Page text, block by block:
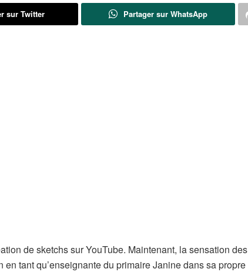
sur Twitter Partager sur WhatsApp
de sketchs sur YouTube. Maintenant, la sensation des
tant qu’enseignante du primaire Janine dans sa propre